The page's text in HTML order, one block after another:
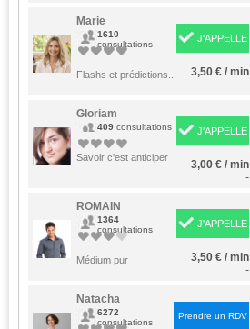
Marie
1610
consultations
Flashs et prédictions...
J'APPELLE
3,50 € / min
-
Gloriam
409 consultations
Savoir c'est anticiper
J'APPELLE
3,00 € / min
-
ROMAIN
1364
consultations
Médium pur
J'APPELLE
3,50 € / min
-
Natacha
6272
consultations
Prendre un RDV